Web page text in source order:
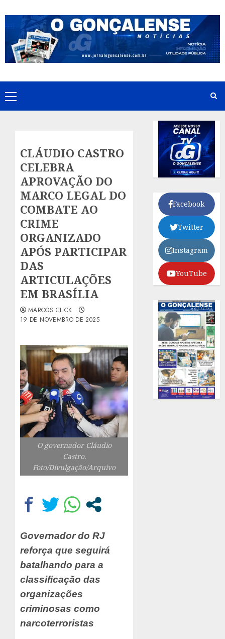
to
content
Primary
Menu
CLÁUDIO CASTRO
CELEBRA
APROVAÇÃO DO
MARCO LEGAL DO
COMBATE AO
CRIME
ORGANIZADO
APÓS PARTICIPAR
DAS
ARTICULAÇÕES
EM BRASÍLIA
MARCOS CLICK
19 DE NOVEMBRO DE 2025
O governador Cláudio
Castro.
Foto/Divulgação/Arquivo
Governador do RJ
reforça que seguirá
batalhando para a
classificação das
organizações
criminosas como
narcoterroristas
Facebook
Twitter
Instagram
YouTube